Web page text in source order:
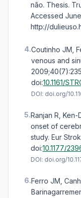
não. Thesis.
Accessed
http://
4.Coutinho JM,
venous and
doi:10.1161/
DOI: doi.org/
5.Ranjan R,
onset of
study. Eur
doi:10.1177/
DOI: doi.org/
6.Ferro JM,